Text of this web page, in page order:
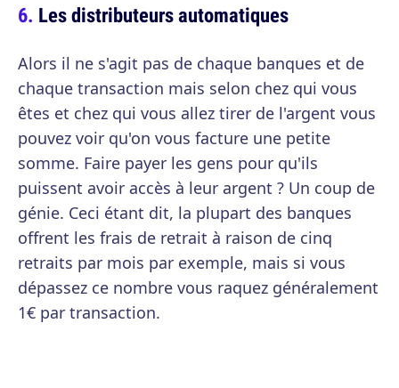
Les distributeurs automatiques
Alors il ne s'agit pas de chaque banques et de
chaque transaction mais selon chez qui vous
êtes et chez qui vous allez tirer de l'argent vous
pouvez voir qu'on vous facture une petite
somme. Faire payer les gens pour qu'ils
puissent avoir accès à leur argent ? Un coup de
génie. Ceci étant dit, la plupart des banques
offrent les frais de retrait à raison de cinq
retraits par mois par exemple, mais si vous
dépassez ce nombre vous raquez généralement
1€ par transaction.